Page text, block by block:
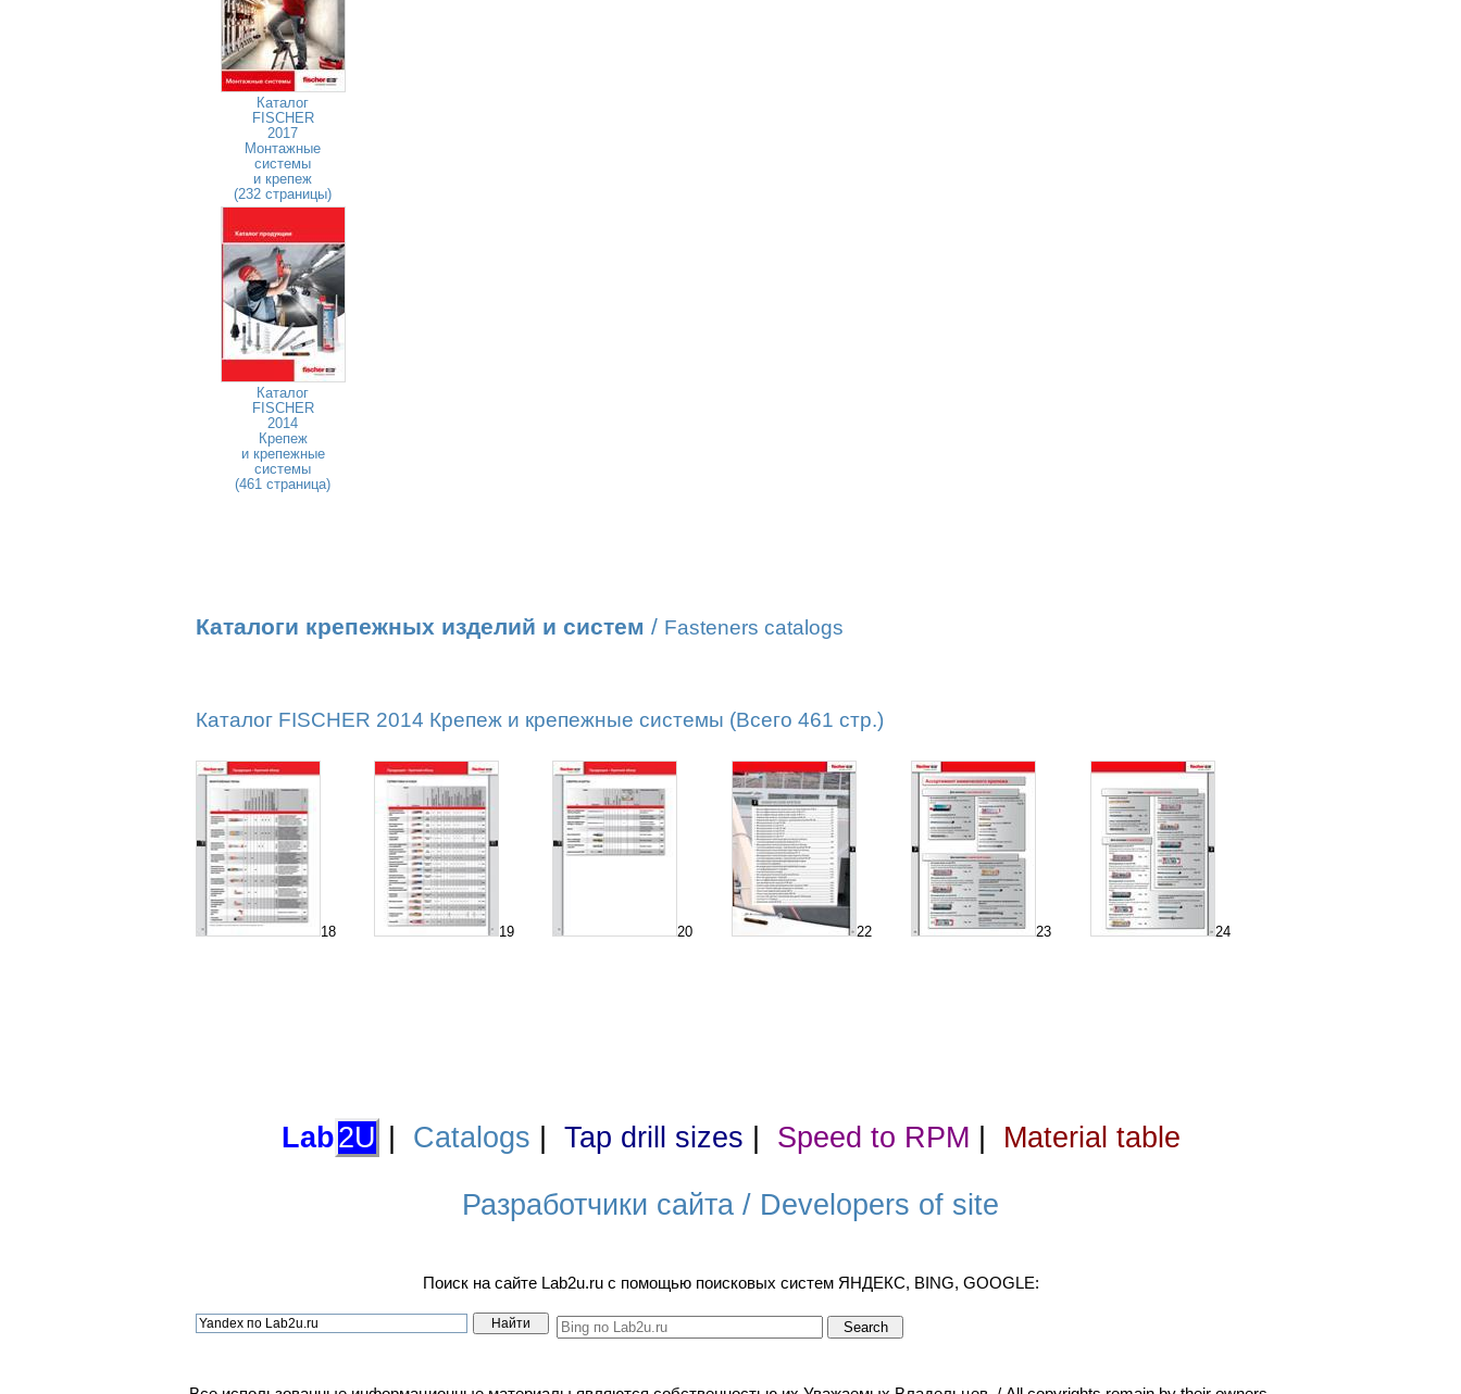
Каталог
FISCHER
2017
Монтажные
системы
и крепеж
(232 страницы)
Каталог
FISCHER
2014
Крепеж
и крепежные
системы
(461 страница)
Каталоги крепежных изделий и систем / Fasteners catalogs
Каталог FISCHER 2014 Крепеж и крепежные системы (Всего 461 стр.)
18 19 20 22 23 24
Lab2U Catalogs Tap drill sizes Speed to RPM Material table
Разработчики сайта / Developers of site
Поиск на сайте Lab2u.ru с помощью поисковых систем ЯНДЕКС, BING, GOOGLE: